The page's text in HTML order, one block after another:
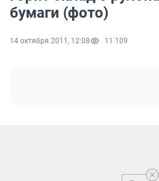
бумаги (фото)
14 октября 2011, 12:08 11 109